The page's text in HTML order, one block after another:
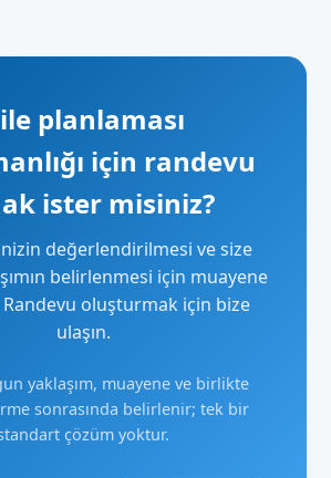
planlaması
için randevu
ister misiniz?
değerlendirilmesi ve size
belirlenmesi için muayene
oluşturmak için bize
ulaşın.
yaklaşım, muayene ve birlikte
sonrasında belirlenir; tek bir
çözüm yoktur.